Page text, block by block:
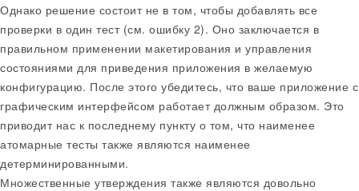
Однако решение состоит не в том, чтобы добавлять все
проверки в один тест (см. ошибку 2). Оно заключается в
правильном применении макетирования и управления
состояниями для приведения приложения в желаемую
конфигурацию. После этого убедитесь, что ваше приложение с
графическим интерфейсом работает должным образом. Это
приводит нас к последнему пункту о том, что наименее
атомарные тесты также являются наименее
детерминированными.
Множественные утверждения также являются довольно